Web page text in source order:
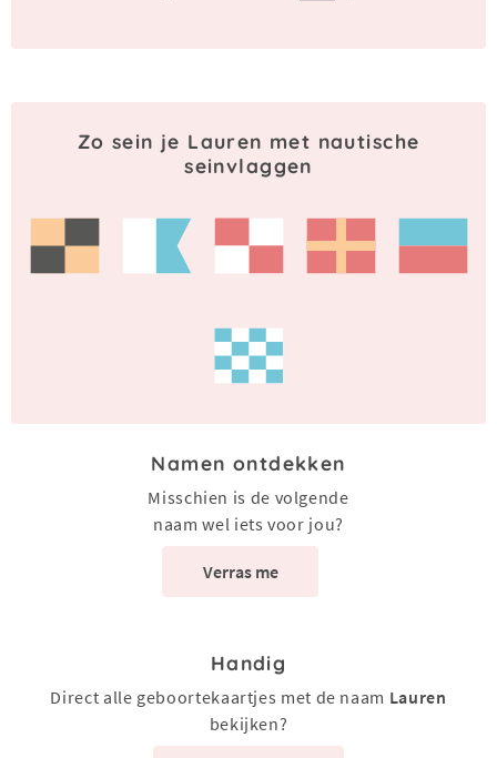
Zo sein je Lauren met nautische
seinvlaggen
Namen ontdekken
Misschien is de volgende
naam wel iets voor jou?
Verras me
Handig
Direct alle geboortekaartjes met de naam Lauren
bekijken?